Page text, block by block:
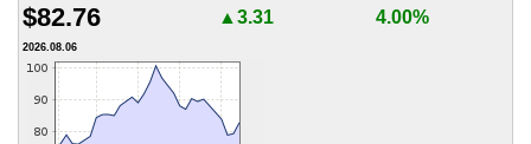
$82.76 ▲3.31 4.00%
2026.08.06